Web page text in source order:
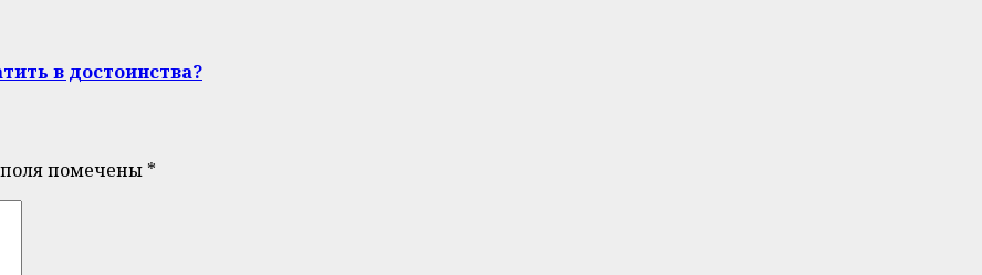
в достоинства?
помечены *